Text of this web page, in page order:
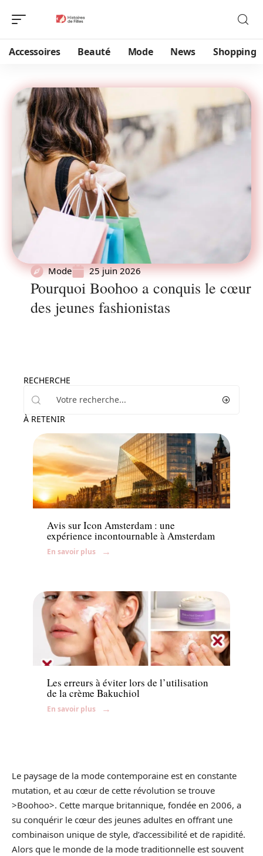
Accessoires Beauté Mode News Shopping
Mode 25 juin 2026
Pourquoi Boohoo a conquis le cœur
des jeunes fashionistas
RECHERCHE
À RETENIR
News
Avis sur Icon Amsterdam : une
expérience incontournable à Amsterdam
En savoir plus
Beauté
Les erreurs à éviter lors de l’utilisation
de la crème Bakuchiol
En savoir plus
Le paysage de la mode contemporaine est en constante
mutation, et au cœur de cette révolution se trouve
>Boohoo>. Cette marque britannique, fondée en 2006, a
su conquérir le cœur des jeunes adultes en offrant une
combinaison unique de style, d’accessibilité et de rapidité.
Alors que le monde de la mode traditionnelle est souvent